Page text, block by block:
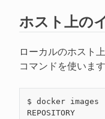
ホスト上の
ローカルのホスト
コマンドを使います
$ docker images